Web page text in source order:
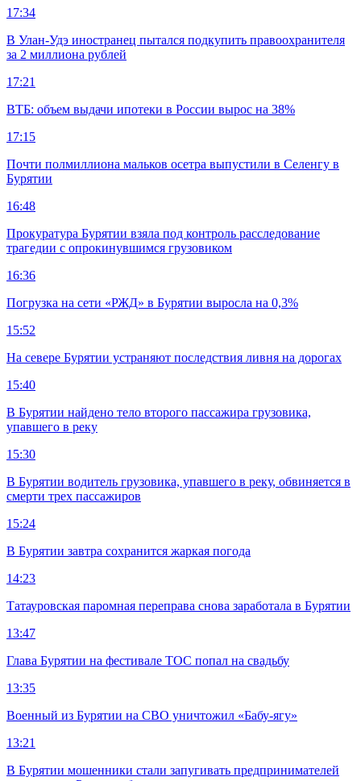
17:34
В Улан-Удэ иностранец пытался подкупить правоохранителя
за 2 миллиона рублей
17:21
ВТБ: объем выдачи ипотеки в России вырос на 38%
17:15
Почти полмиллиона мальков осетра выпустили в Селенгу в
Бурятии
16:48
Прокуратура Бурятии взяла под контроль расследование
трагедии с опрокинувшимся грузовиком
16:36
Погрузка на сети «РЖД» в Бурятии выросла на 0,3%
15:52
На севере Бурятии устраняют последствия ливня на дорогах
15:40
В Бурятии найдено тело второго пассажира грузовика,
упавшего в реку
15:30
В Бурятии водитель грузовика, упавшего в реку, обвиняется в
смерти трех пассажиров
15:24
В Бурятии завтра сохранится жаркая погода
14:23
Татауровская паромная переправа снова заработала в Бурятии
13:47
Глава Бурятии на фестивале ТОС попал на свадьбу
13:35
Военный из Бурятии на СВО уничтожил «Бабу-ягу»
13:21
В Бурятии мошенники стали запугивать предпринимателей